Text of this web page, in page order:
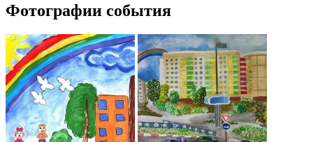
Фотографии события